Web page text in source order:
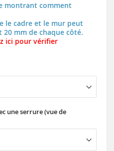
montrant comment
le cadre et le mur peut
mm de chaque côté.
ici pour vérifier
une serrure (vue de